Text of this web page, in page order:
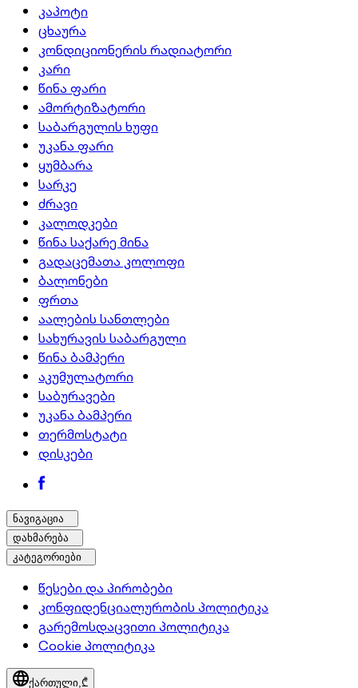
კაპოტი
ცხაურა
კონდიციონერის რადიატორი
კარი
წინა ფარი
ამორტიზატორი
საბარგულის ხუფი
უკანა ფარი
ყუმბარა
სარკე
ძრავი
კალოდკები
წინა საქარე მინა
გადაცემათა კოლოფი
ბალონები
ფრთა
აალების სანთლები
სახურავის საბარგული
წინა ბამპერი
აკუმულატორი
საბურავები
უკანა ბამპერი
თერმოსტატი
დისკები
ნავიგაცია
დახმარება
კატეგორიები
წესები და პირობები
კონფიდენციალურობის პოლიტიკა
გარემოსდაცვითი პოლიტიკა
Cookie პოლიტიკა
ქართული, ₾